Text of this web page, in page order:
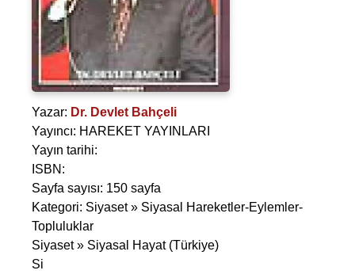
Yazar: Dr. Devlet Bahçeli
Yayıncı: HAREKET YAYINLARI
Yayın tarihi:
ISBN:
Sayfa sayısı: 150 sayfa
Kategori: Siyaset » Siyasal Hareketler-Eylemler-
Topluluklar
Siyaset » Siyasal Hayat (Türkiye)
Si